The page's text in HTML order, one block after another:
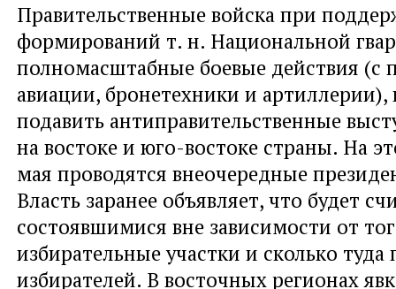
Правительственные войска при
формирований т. н. Национальной
полномасштабные боевые действия (с
авиации, бронетехники и артиллерии),
подавить антиправительственные
на востоке и юго-востоке страны. На
мая проводятся внеочередные
Власть заранее объявляет, что будет
состоявшимися вне зависимости от
избирательные участки и сколько туда
избирателей. В восточных регионах